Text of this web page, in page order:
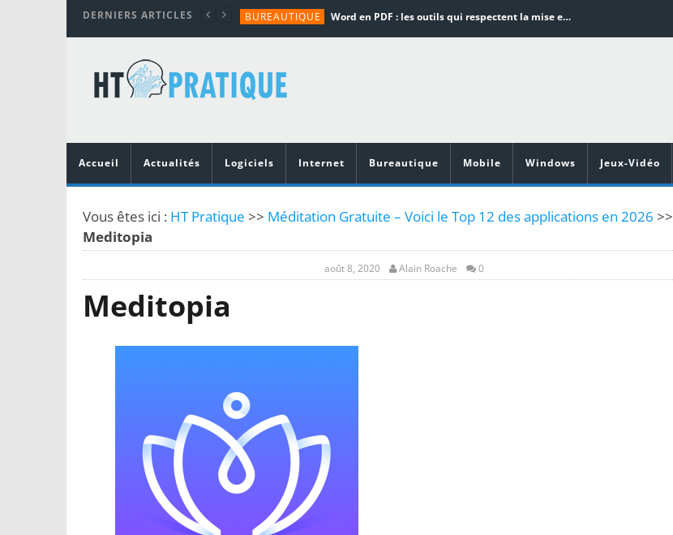
DERNIERS ARTICLES BUREAUTIQUE Word en PDF : les outils qui respectent la mise en page
TUTORIALS
MATÉRIEL
Vidéoprojecteurs Asus : Top 6 des meilleurs modèles de la marque
Accueil
Actualités Logiciels Internet Bureautique Mobile Windows Jeux-Vidéo
Vous êtes ici : HT Pratique >> Méditation Gratuite – Voici le Top 12 des applications en 2026 >>
Meditopia
août 8, 2020 Alain Roache 0
Meditopia